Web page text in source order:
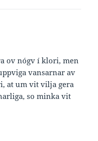
ov nógv í klori, men
vansarnar av
at um vit vilja gera
so minka vit